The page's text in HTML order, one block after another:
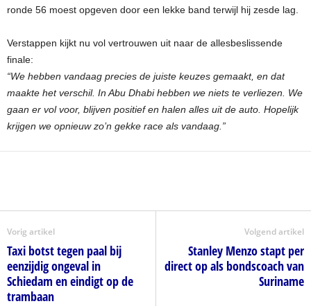
ronde 56 moest opgeven door een lekke band terwijl hij zesde lag.
Verstappen kijkt nu vol vertrouwen uit naar de allesbeslissende
finale:
“We hebben vandaag precies de juiste keuzes gemaakt, en dat
maakte het verschil. In Abu Dhabi hebben we niets te verliezen. We
gaan er vol voor, blijven positief en halen alles uit de auto. Hopelijk
krijgen we opnieuw zo’n gekke race als vandaag.”
Vorig artikel
Taxi botst tegen paal bij
eenzijdig ongeval in
Schiedam en eindigt op de
trambaan
Volgend artikel
Stanley Menzo stapt per
direct op als bondscoach van
Suriname